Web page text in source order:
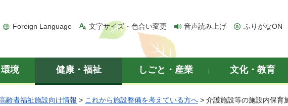
Foreign Language 文字サイズ・色合い変更 音声読み上げ ふりがなON
境 健康・福祉 しごと・産業 文化・教育
齢者福祉施設向け情報 > これから施設整備を考えている方へ > 介護施設等の施設内保育